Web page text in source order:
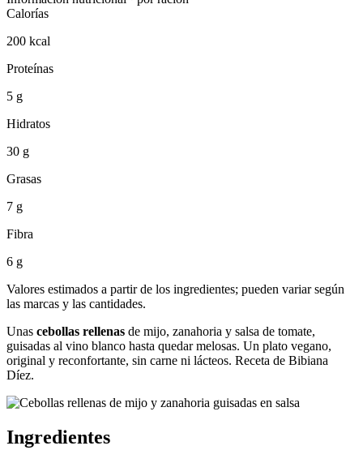
Calorías
200 kcal
Proteínas
5 g
Hidratos
30 g
Grasas
7 g
Fibra
6 g
Valores estimados a partir de los ingredientes; pueden variar según
las marcas y las cantidades.
Unas cebollas rellenas de mijo, zanahoria y salsa de tomate,
guisadas al vino blanco hasta quedar melosas. Un plato vegano,
original y reconfortante, sin carne ni lácteos. Receta de Bibiana
Díez.
Ingredientes